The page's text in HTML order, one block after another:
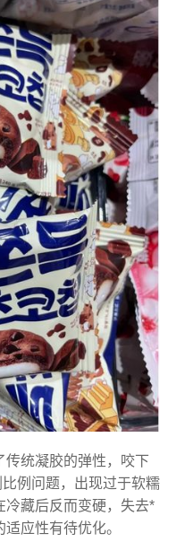
传统凝胶的弹性，咬下
例问题，出现过于软糯
冷藏后反而变硬，失去*
应性有待优化。